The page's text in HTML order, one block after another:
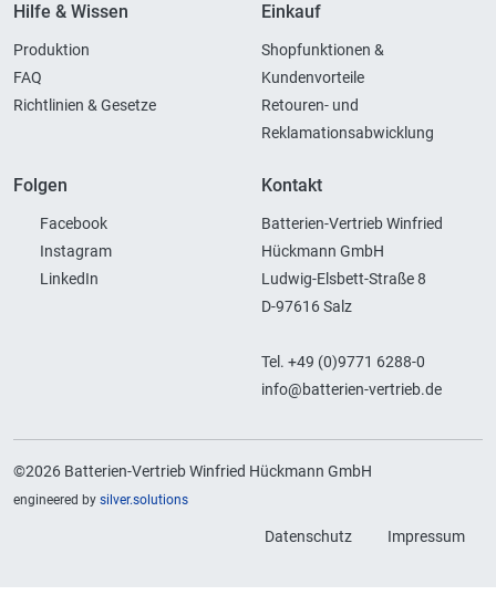
Hilfe & Wissen
Produktion
FAQ
Richtlinien & Gesetze
Einkauf
Shopfunktionen &
Kundenvorteile
Retouren- und
Reklamationsabwicklung
Folgen
Facebook
Instagram
LinkedIn
Kontakt
Batterien-Vertrieb Winfried
Hückmann GmbH
Ludwig-Elsbett-Straße 8
D-97616 Salz
Tel. +49 (0)9771 6288-0
info@batterien-vertrieb.de
©2026 Batterien-Vertrieb Winfried Hückmann GmbH
engineered by silver.solutions
Datenschutz Impressum